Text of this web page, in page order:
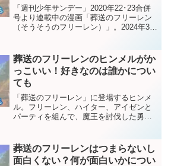
「週刊少年サンデー」2020年22･23合併
号より連載中の漫画「葬送のフリーレン
（そうそうのフリーレン）」。2024年3月
2023年9月～2024年3月に放送されま...
葬送のフリーレンのヒンメルがか
っこいい！好きなのは誰かについ
ても
「葬送のフリーレン」に登場するヒンメ
ル。フリーレン、ハイター、アイゼンと
パーティを組んで、魔王を討伐した勇者
こいいところを見せています。そんなヒ
ンメルには好きな人がい...
葬送のフリーレンはつまらないし
面白くない？何が面白いかについ